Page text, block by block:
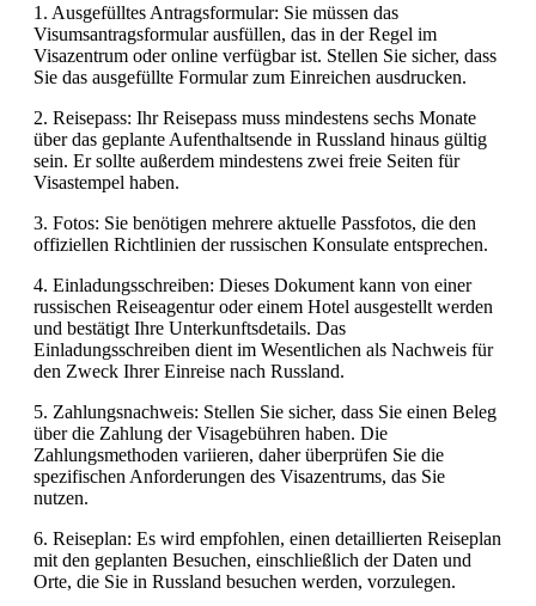
1. Ausgefülltes Antragsformular: Sie müssen das
Visumsantragsformular ausfüllen, das in der Regel im
Visazentrum oder online verfügbar ist. Stellen Sie sicher, dass
Sie das ausgefüllte Formular zum Einreichen ausdrucken.
2. Reisepass: Ihr Reisepass muss mindestens sechs Monate
über das geplante Aufenthaltsende in Russland hinaus gültig
sein. Er sollte außerdem mindestens zwei freie Seiten für
Visastempel haben.
3. Fotos: Sie benötigen mehrere aktuelle Passfotos, die den
offiziellen Richtlinien der russischen Konsulate entsprechen.
4. Einladungsschreiben: Dieses Dokument kann von einer
russischen Reiseagentur oder einem Hotel ausgestellt werden
und bestätigt Ihre Unterkunftsdetails. Das
Einladungsschreiben dient im Wesentlichen als Nachweis für
den Zweck Ihrer Einreise nach Russland.
5. Zahlungsnachweis: Stellen Sie sicher, dass Sie einen Beleg
über die Zahlung der Visagebühren haben. Die
Zahlungsmethoden variieren, daher überprüfen Sie die
spezifischen Anforderungen des Visazentrums, das Sie
nutzen.
6. Reiseplan: Es wird empfohlen, einen detaillierten Reiseplan
mit den geplanten Besuchen, einschließlich der Daten und
Orte, die Sie in Russland besuchen werden, vorzulegen.